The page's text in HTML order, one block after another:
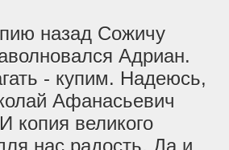
назад Сожичу
Адриан.
- купим. Надеюсь,
Афанасьевич
копия великого
нас радость. Да и